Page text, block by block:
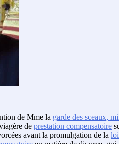
de Mme la garde des sceaux,
de prestation compensatoire
avant la promulgation de la